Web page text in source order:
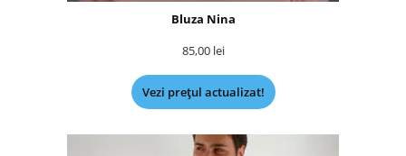
Bluza Nina
85,00 lei
Vezi prețul actualizat!